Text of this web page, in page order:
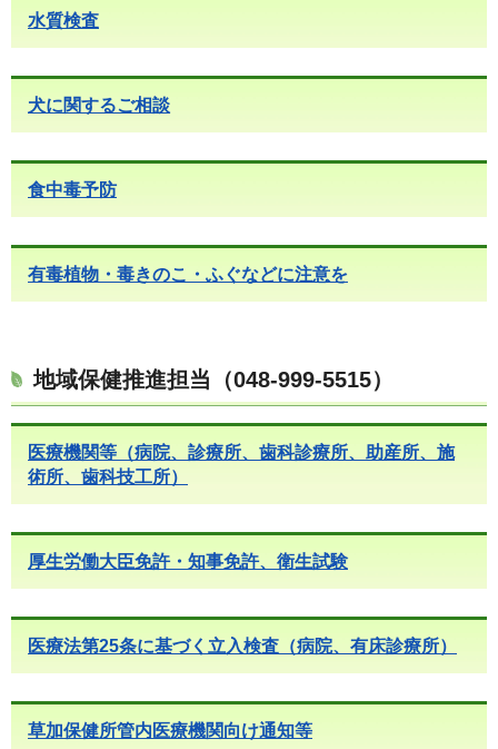
水質検査
犬に関するご相談
食中毒予防
有毒植物・毒きのこ・ふぐなどに注意を
地域保健推進担当（048-999-5515）
医療機関等（病院、診療所、歯科診療所、助産所、施
術所、歯科技工所）
厚生労働大臣免許・知事免許、衛生試験
医療法第25条に基づく立入検査（病院、有床診療所）
草加保健所管内医療機関向け通知等